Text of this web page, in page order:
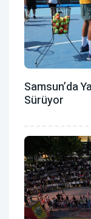
Samsun’da
Sürüyor